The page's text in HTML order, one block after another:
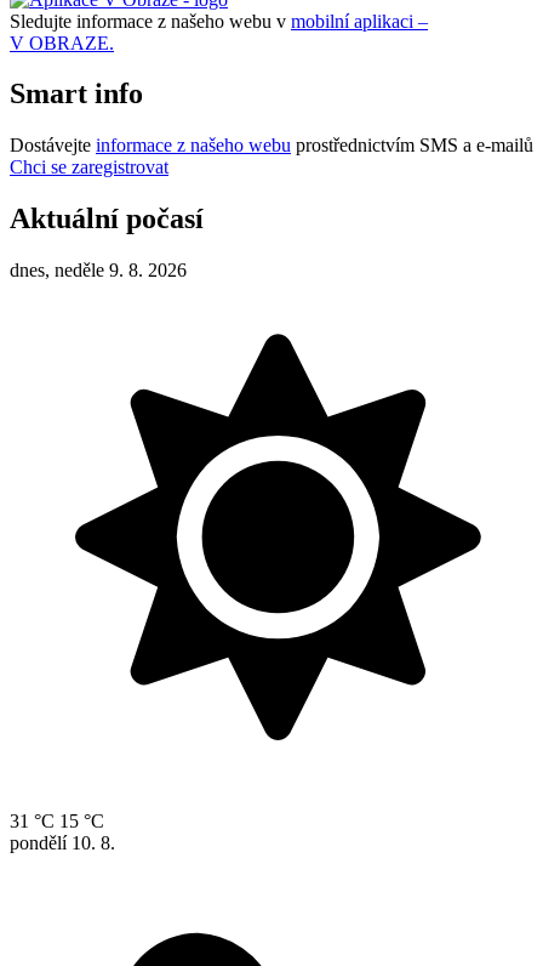
Sledujte informace z našeho webu v mobilní aplikaci –
V OBRAZE.
Smart info
Dostávejte informace z našeho webu prostřednictvím SMS a e-mailů
Chci se zaregistrovat
Aktuální počasí
dnes, neděle 9. 8. 2026
31 °C 15 °C
pondělí 10. 8.